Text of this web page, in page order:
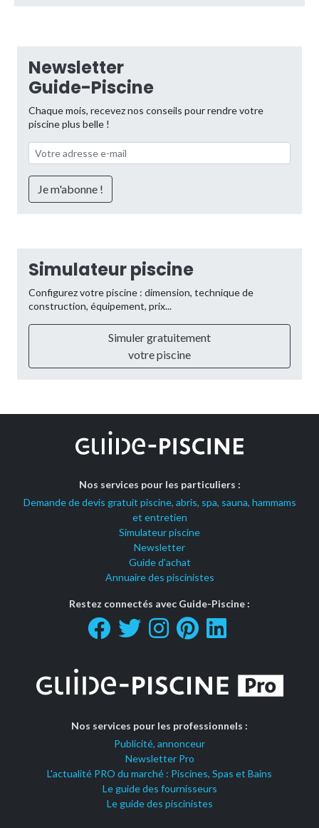
Newsletter
Guide-Piscine
Chaque mois, recevez nos conseils pour rendre votre
piscine plus belle !
Simulateur piscine
Configurez votre piscine : dimension, technique de
construction, équipement, prix...
Simuler gratuitement
votre piscine
Nos services pour les particuliers :
Demande de devis gratuit piscine, abris, spa, sauna, hammams
et entretien
Simulateur piscine
Newsletter
Guide d'achat
Annuaire des piscinistes
Restez connectés avec Guide-Piscine :
Nos services pour les professionnels :
Publicité, annonceur
Newsletter Pro
L'actualité PRO du marché : Piscines, Spas et Bains
Le guide des fournisseurs
Le guide des piscinistes